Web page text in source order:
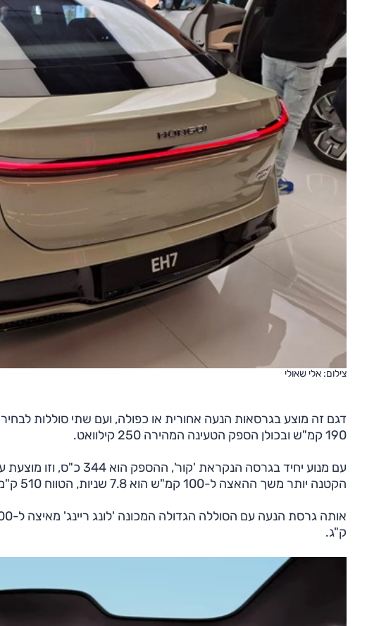
צילום: אלי שאולי
דגם זה מוצע בגרסאות הנעה אחורית או כפולה, ועם שתי סוללות
190 קמ"ש ובכולן הספק הטעינה המהירה 250 קילוואט.
הקטנה יותר משך ההאצה ל-100 קמ"ש הוא 7.8 שניות, הטווח 510 ק"מ והמשקל 2270 ק"ג.
ק"ג.